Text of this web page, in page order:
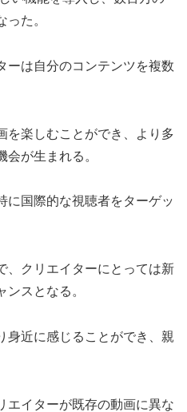
た。
ーは自分のコンテンツを複数
を楽しむことができ、より多
会が生まれる。
に国際的な視聴者をターゲッ
、クリエイターにとっては新
スとなる。
身近に感じることができ、親
エイターが既存の動画に異な